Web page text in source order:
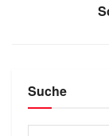
Suche